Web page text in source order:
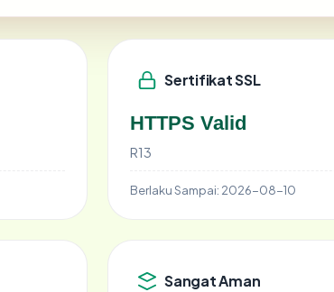
Sertifikat SSL
HTTPS Valid
R13
Berlaku Sampai: 2026-08-10
Sangat Aman